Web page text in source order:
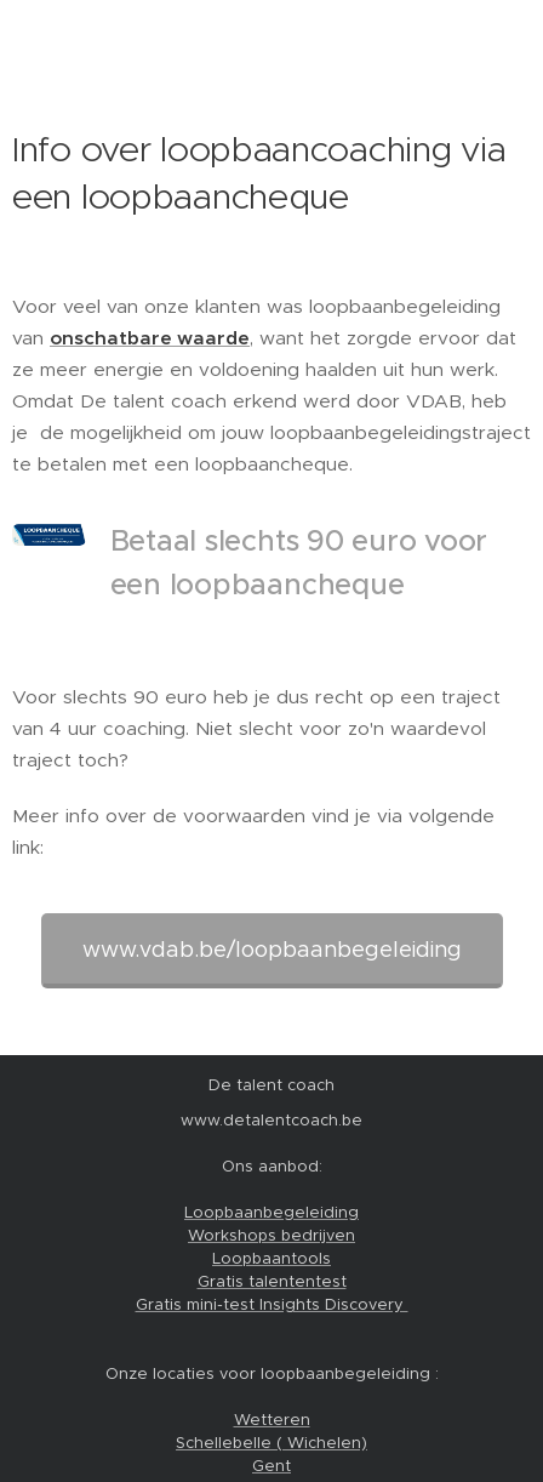
Info over loopbaancoaching via
een loopbaancheque
Voor veel van onze klanten was loopbaanbegeleiding
van onschatbare waarde, want het zorgde ervoor dat
ze meer energie en voldoening haalden uit hun werk.
Omdat De talent coach erkend werd door VDAB, heb
je de mogelijkheid om jouw loopbaanbegeleidingstraject
te betalen met een loopbaancheque.
Betaal slechts 90 euro voor
een loopbaancheque
Voor slechts 90 euro heb je dus recht op een traject
van 4 uur coaching. Niet slecht voor zo'n waardevol
traject toch?
Meer info over de voorwaarden vind je via volgende
link:
www.vdab.be/loopbaanbegeleiding
De talent coach
www.detalentcoach.be
Ons aanbod:
Loopbaanbegeleiding
Workshops bedrijven
Loopbaantools
Gratis talententest
Gratis mini-test Insights Discovery
Onze locaties voor loopbaanbegeleiding :
Wetteren
Schellebelle ( Wichelen)
Gent